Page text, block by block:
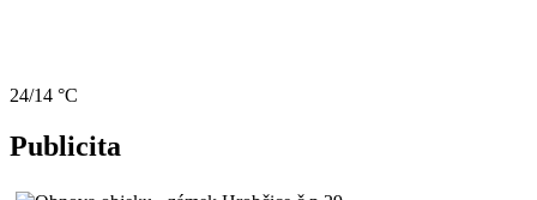
24/14 °C
Publicita